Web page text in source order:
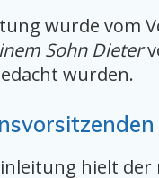
wurde vom
Sohn Dieter
wurden.
hielt